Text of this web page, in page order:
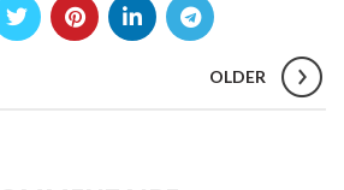
OLDER